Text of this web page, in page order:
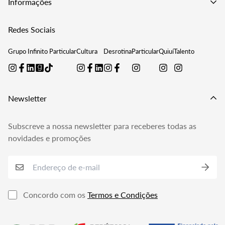
último livro a sair.
Merchandising
Verificar Encomendas
Gerir Subscrições
Perguntas Frequentes
Contactos
Política de Privacidade
Redes Sociais
Grupo Infinito ParticularCultura DesrotinaParticularQuiuíTalento
Newsletter
Subscreve a nossa newsletter para receberes todas as
novidades e promoções
Concordo com os Termos e Condições